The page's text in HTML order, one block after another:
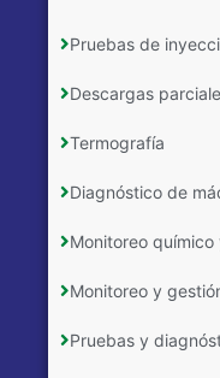
Pruebas de
Descargas
Termografía
Diagnóstico de
Monitoreo
Monitoreo y
Pruebas y